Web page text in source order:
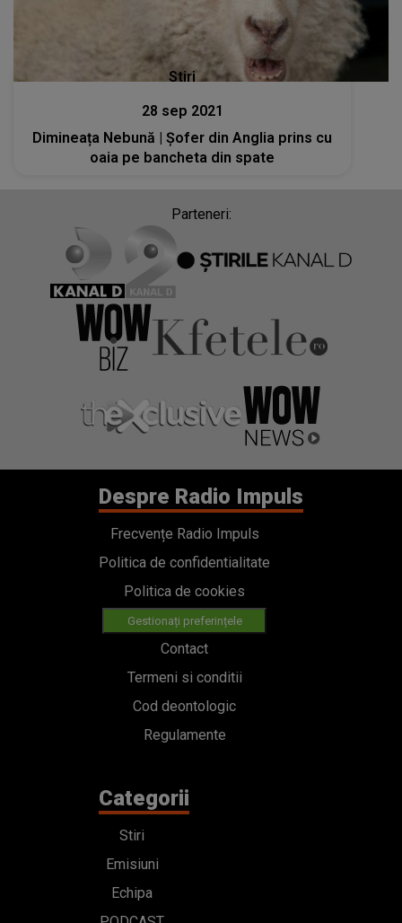
Stiri
28 sep 2021
Dimineața Nebună | Şofer din Anglia prins cu
oaia pe bancheta din spate
Parteneri:
Despre Radio Impuls
Frecvențe Radio Impuls
Politica de confidentialitate
Politica de cookies
Gestionați preferințele
Contact
Termeni si conditii
Cod deontologic
Regulamente
Categorii
Stiri
Emisiuni
Echipa